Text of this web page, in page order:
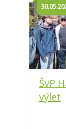
ŠvP
výlet